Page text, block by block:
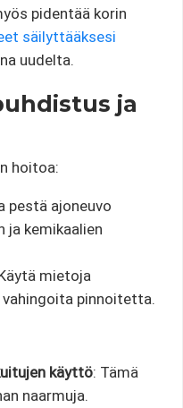
pidentää korin
säilyttääksesi
uudelta.
ja
hoitoa:
pestä ajoneuvo
ja kemikaalien
mietoja
pinnoitetta.
käyttö: Tämä
naarmuja.